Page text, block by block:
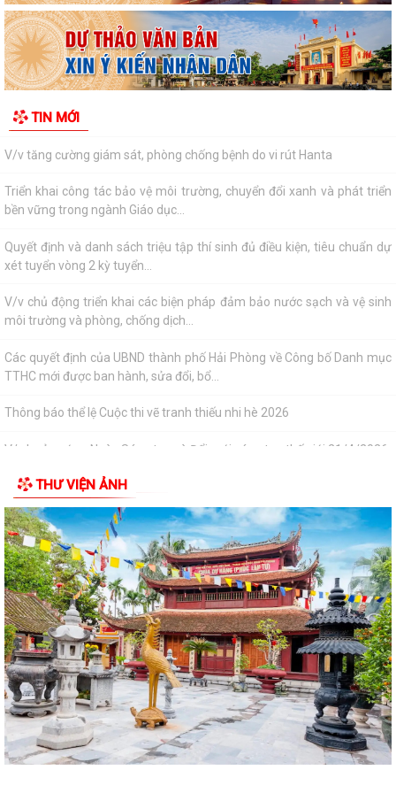
TIN MỚI
kinh tế năm 2026
Thông báo kết quả và quyết định trúng tuyển viên chức đơn vị sự
nghiệp công lập xã An Khánh năm...
TĐC Tân Viên – An Thắng và khu TĐC...
V/v tăng cường giám sát, phòng chống bệnh do vi rút Hanta
Triển khai công tác bảo vệ môi trường, chuyển đổi xanh và phát triển
bền vững trong ngành Giáo dục...
Quyết định và danh sách triệu tập thí sinh đủ điều kiện, tiêu chuẩn dự
xét tuyển vòng 2 kỳ tuyển...
V/v chủ động triển khai các biện pháp đảm bảo nước sạch và vệ sinh
môi trường và phòng, chống dịch...
Các quyết định của UBND thành phố Hải Phòng về Công bố Danh mục
TTHC mới được ban hành, sửa đổi, bổ...
Thông báo thể lệ Cuộc thi vẽ tranh thiếu nhi hè 2026
V/v hưởng ứng Ngày Sáng tạo và Đổi mới sáng tạo thế giới 21/4/2026
V/v tăng cường quản lý các hoạt động TDTT, vui chơi dưới nước, mở
các lớp học bơi phòng, chống tai...
V/v tăng cường công tác truyền thông phòng, chống dịch bệnh do não
mô cầu
V/v cảnh báo thuốc tiêm điều trị dự phòng trước phơi nhiễm với HIV
chưa được cấp phép lưu hành tại...
Công văn triển khai Chương trình “Hiện diện trực tuyến với tên miền
quốc gia .vn”
Quyết định về việc thu hồi số tiếp nhận Phiếu công bố sản phẩm mỹ
Thông báo về việc công bố thông tin giá vật liệu xây dựng trên địa bàn
THƯ VIỆN ẢNH